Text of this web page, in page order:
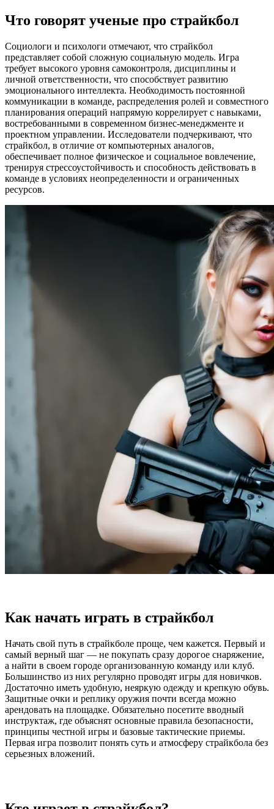
Что говорят ученые про страйкбол
Социологи и психологи отмечают, что страйкбол
представляет собой сложную социальную модель. Игра
требует высокого уровня самоконтроля, дисциплины и
личной ответственности, что способствует развитию
эмоционального интеллекта. Необходимость постоянной
коммуникации в команде, распределения ролей и совместного
планирования операций напрямую коррелирует с навыками,
востребованными в современном бизнес-менеджменте и
проектном управлении. Исследователи подчеркивают, что
страйкбол, в отличие от компьютерных аналогов,
обеспечивает полное физическое и социальное вовлечение,
тренируя стрессоустойчивость и способность действовать в
команде в условиях неопределенности и ограниченных
ресурсов.
Как начать играть в страйкбол
Начать свой путь в страйкболе проще, чем кажется. Первый и
самый верный шаг — не покупать сразу дорогое снаряжение,
а найти в своем городе организованную команду или клуб.
Большинство из них регулярно проводят игры для новичков.
Достаточно иметь удобную, неяркую одежду и крепкую обувь.
Защитные очки и реплику оружия почти всегда можно
арендовать на площадке. Обязательно посетите вводный
инструктаж, где объяснят основные правила безопасности,
принципы честной игры и базовые тактические приемы.
Первая игра позволит понять суть и атмосферу страйкбола без
серьезных вложений.